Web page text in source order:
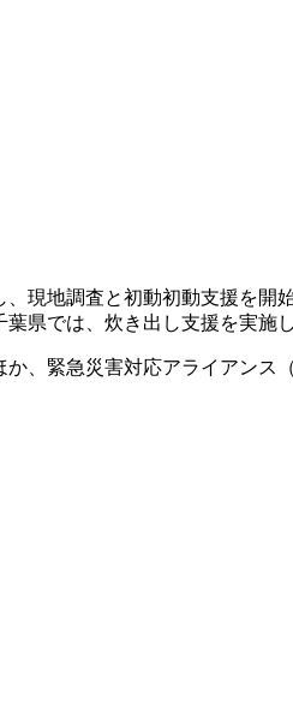
現地調査と初動初動支援を
県では、炊き出し支援を実施し
、緊急災害対応アライアン